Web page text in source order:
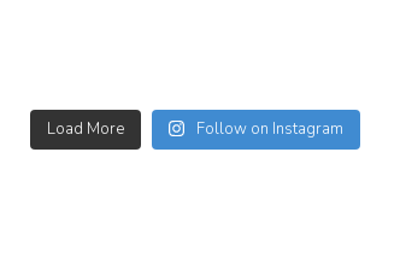
Load More Follow on Instagram